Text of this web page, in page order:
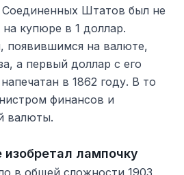
Штатов был не
купюре в 1 доллар.
появившимся на валюте,
а первый доллар с его
в 1862 году. В то
финансов и
валюты.
лампочку